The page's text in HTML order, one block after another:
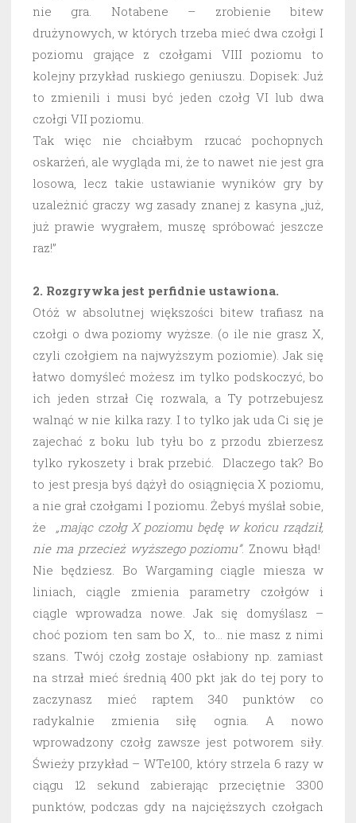
nie gra. Notabene – zrobienie bitew
drużynowych, w których trzeba mieć dwa czołgi I
poziomu grające z czołgami VIII poziomu to
kolejny przykład ruskiego geniuszu. Dopisek: Już
to zmienili i musi być jeden czołg VI lub dwa
czołgi VII poziomu.
Tak więc nie chciałbym rzucać pochopnych
oskarżeń, ale wygląda mi, że to nawet nie jest gra
losowa, lecz takie ustawianie wyników gry by
uzależnić graczy wg zasady znanej z kasyna „już,
już prawie wygrałem, muszę spróbować jeszcze
raz!”
2. Rozgrywka jest perfidnie ustawiona.
Otóż w absolutnej większości bitew trafiasz na
czołgi o dwa poziomy wyższe. (o ile nie grasz X,
czyli czołgiem na najwyższym poziomie). Jak się
łatwo domyśleć możesz im tylko podskoczyć, bo
ich jeden strzał Cię rozwala, a Ty potrzebujesz
walnąć w nie kilka razy. I to tylko jak uda Ci się je
zajechać z boku lub tyłu bo z przodu zbierzesz
tylko rykoszety i brak przebić. Dlaczego tak? Bo
to jest presja byś dążył do osiągnięcia X poziomu,
a nie grał czołgami I poziomu. Żebyś myślał sobie,
że „mając czołg X poziomu będę w końcu rządził,
nie ma przecież wyższego poziomu”. Znowu błąd!
Nie będziesz. Bo Wargaming ciągle miesza w
liniach, ciągle zmienia parametry czołgów i
ciągle wprowadza nowe. Jak się domyślasz –
choć poziom ten sam bo X, to… nie masz z nimi
szans. Twój czołg zostaje osłabiony np. zamiast
na strzał mieć średnią 400 pkt jak do tej pory to
zaczynasz mieć raptem 340 punktów co
radykalnie zmienia siłę ognia. A nowo
wprowadzony czołg zawsze jest potworem siły.
Świeży przykład – WTe100, który strzela 6 razy w
ciągu 12 sekund zabierając przeciętnie 3300
punktów, podczas gdy na najcięższych czołgach